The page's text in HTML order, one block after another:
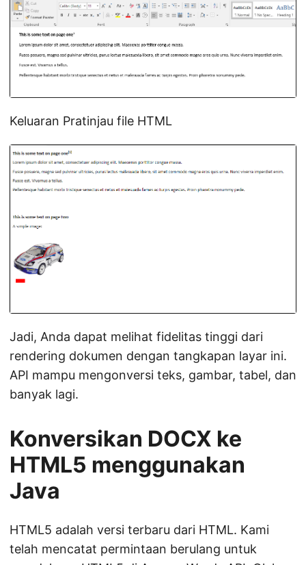
Keluaran Pratinjau file HTML
Jadi, Anda dapat melihat fidelitas tinggi dari
rendering dokumen dengan tangkapan layar ini.
API mampu mengonversi teks, gambar, tabel, dan
banyak lagi.
Konversikan DOCX ke
HTML5 menggunakan
Java
HTML5 adalah versi terbaru dari HTML. Kami
telah mencatat permintaan berulang untuk